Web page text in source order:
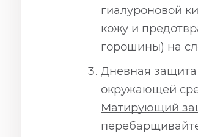
гиалуроновой
кожу и
горошины) на
Дневная
окружающей
Матирующий